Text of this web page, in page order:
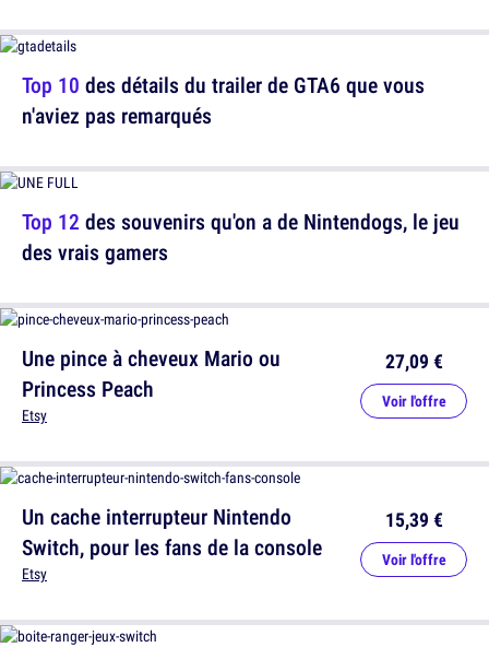
Top 12 des souvenirs qu'on a de Nintendogs, le jeu
des vrais gamers
Un cache interrupteur Nintendo
Switch, pour les fans de la console
Etsy
15,39 €
Voir l'offre
Top 10 des détails du trailer de GTA6 que vous
n'aviez pas remarqués
Une pince à cheveux Mario ou
Princess Peach
Etsy
27,09 €
Voir l'offre